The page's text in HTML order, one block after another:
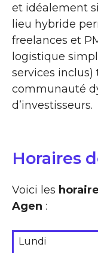
et idéalement
lieu hybride
freelances et
logistique
services
communauté
d’investisseurs.
Horaires
Voici les
Agen :
Lundi